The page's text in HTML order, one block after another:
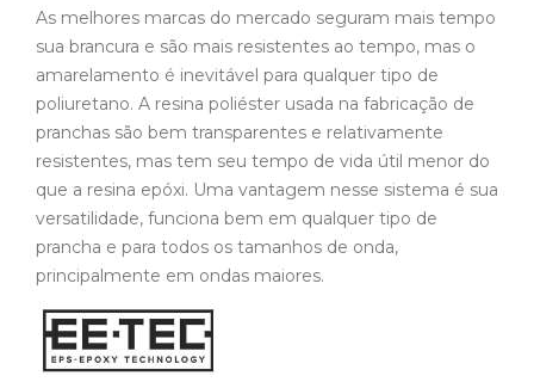
As melhores marcas do mercado seguram mais tempo
sua brancura e são mais resistentes ao tempo, mas o
amarelamento é inevitável para qualquer tipo de
poliuretano. A resina poliéster usada na fabricação de
pranchas são bem transparentes e relativamente
resistentes, mas tem seu tempo de vida útil menor do
que a resina epóxi. Uma vantagem nesse sistema é sua
versatilidade, funciona bem em qualquer tipo de
prancha e para todos os tamanhos de onda,
principalmente em ondas maiores.